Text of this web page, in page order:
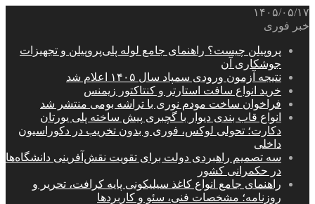
۱۴۰۵/۰۵/۱۷
خبر فوری
پروپیلن چیست؟ راهنمای جامع لوله پلی‌پروپیلن و تجهیزات
جوشکاری آن
نتیجه آزمون ورودی سمپاد سال ۱۴۰۵ اعلام شد
خرید انواع سافت استارتر و کنتاکتور زیمنس
فراخوان ساخت مودم نوری با تراشه بومی منتشر شد
انواع قاب بندی دیوار با گچبری پیش ساخته پلی یورتان
دکارت؛ تحولی لوکس، فوری و بدون تخریب در دکوراسیون
داخلی
سه تصمیم راهبردی دولت برای تقویت نقش‌آفرینی دانشگاه‌ها
در حکمرانی کشور
راهنمای جامع انواع کاغذ سیلیکونی پایه کرافت، تحریر و
روزنامه؛ مشخصات فنی، سئو و کاربردها